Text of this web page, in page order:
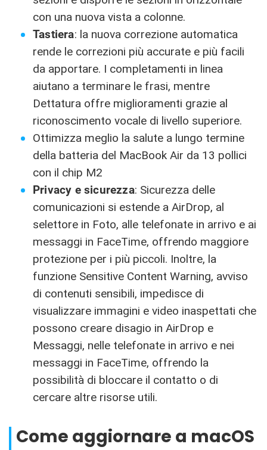
con una nuova vista a colonne.
Tastiera: la nuova correzione automatica
rende le correzioni più accurate e più facili
da apportare. I completamenti in linea
aiutano a terminare le frasi, mentre
Dettatura offre miglioramenti grazie al
riconoscimento vocale di livello superiore.
Ottimizza meglio la salute a lungo termine
della batteria del MacBook Air da 13 pollici
con il chip M2
Privacy e sicurezza: Sicurezza delle
comunicazioni si estende a AirDrop, al
selettore in Foto, alle telefonate in arrivo e ai
messaggi in FaceTime, offrendo maggiore
protezione per i più piccoli. Inoltre, la
funzione Sensitive Content Warning, avviso
di contenuti sensibili, impedisce di
visualizzare immagini e video inaspettati che
possono creare disagio in AirDrop e
Messaggi, nelle telefonate in arrivo e nei
messaggi in FaceTime, offrendo la
possibilità di bloccare il contatto o di
cercare altre risorse utili.
Come aggiornare a macOS